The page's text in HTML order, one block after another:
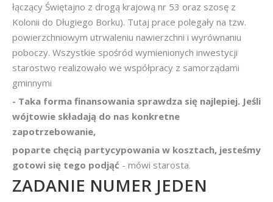
łączący Świętajno z drogą krajową nr 53 oraz szosę z
Kolonii do Długiego Borku). Tutaj prace polegały na tzw.
powierzchniowym utrwaleniu nawierzchni i wyrównaniu
poboczy. Wszystkie spośród wymienionych inwestycji
starostwo realizowało we współpracy z samorządami
gminnymi
- Taka forma finansowania sprawdza się najlepiej. Jeśli
wójtowie składają do nas konkretne
zapotrzebowanie,
poparte chęcią partycypowania w kosztach, jesteśmy
gotowi się tego podjąć - mówi starosta.
ZADANIE NUMER JEDEN